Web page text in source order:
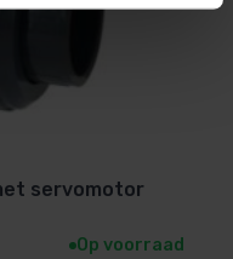
servomotor
Op voorraad